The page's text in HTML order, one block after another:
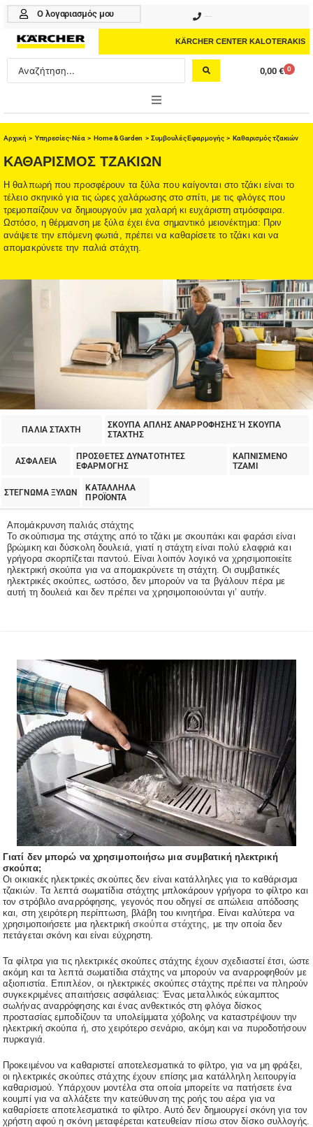
Μετάβαση
περιεχόμενο
Ο λογαριασμός μου
KÄRCHER CENTER KALOTERAKIS
Search
...
0,00 € 0
Cart
ONLINE SHOP
HOME & GARDEN
PROFESSIONAL
ΑΞΕΣΟΥΑΡ
ΚΑΘΑΡΙΣΤΙΚΑ
Αρχική > Υπηρεσίες-Νέα >Home & Garden >Συμβουλές Εφαρμογής> Καθαρισμός τζακιών
ΚΑΘΑΡΙΣΜΌΣ ΤΖΑΚΙΏΝ
Η θαλπωρή που προσφέρουν τα ξύλα που καίγονται στο τζάκι είναι το
τέλειο σκηνικό για τις ώρες χαλάρωσης στο σπίτι, με τις φλόγες που
τρεμοπαίζουν να δημιουργούν μια χαλαρή κι ευχάριστη ατμόσφαιρα.
Ωστόσο, η θέρμανση με ξύλα έχει ένα σημαντικό μειονέκτημα: Πριν
ανάψετε την επόμενη φωτιά, πρέπει να καθαρίσετε το τζάκι και να
απομακρύνετε την παλιά στάχτη.
ΠΑΛΙΑ ΣΤΑΧΤΗ
ΣΚΟΥΠΑ ΑΠΛΗΣ ΑΝΑΡΡΟΦΗΣΗΣ Ή ΣΚΟΥΠΑ
ΣΤΑΧΤΗΣ
ΑΣΦΑΛΕΙΑ
ΠΡΟΣΘΕΤΕΣ ΔΥΝΑΤΟΤΗΤΕΣ
ΕΦΑΡΜΟΓΗΣ
ΚΑΠΝΙΣΜΕΝΟ
ΤΖΑΜΙ
ΣΤΕΓΝΩΜΑ ΞΥΛΩΝ
ΚΑΤΑΛΛΗΛΑ
ΠΡΟΪΟΝΤΑ
Απομάκρυνση παλιάς στάχτης
Το σκούπισμα της στάχτης από το τζάκι με σκουπάκι και φαράσι είναι
βρώμικη και δύσκολη δουλειά, γιατί η στάχτη είναι πολύ ελαφριά και
γρήγορα σκορπίζεται παντού. Είναι λοιπόν λογικό να χρησιμοποιείτε
ηλεκτρική σκούπα για να απομακρύνετε τη στάχτη. Οι συμβατικές
ηλεκτρικές σκούπες, ωστόσο, δεν μπορούν να τα βγάλουν πέρα με
αυτή τη δουλειά και δεν πρέπει να χρησιμοποιούνται γι’ αυτήν.
Γιατί δεν μπορώ να χρησιμοποιήσω μια συμβατική ηλεκτρική
σκούπα;
Οι οικιακές ηλεκτρικές σκούπες δεν είναι κατάλληλες για το καθάρισμα
τζακιών. Τα λεπτά σωματίδια στάχτης μπλοκάρουν γρήγορα το φίλτρο και
τον στρόβιλο αναρρόφησης, γεγονός που οδηγεί σε απώλεια απόδοσης
και, στη χειρότερη περίπτωση, βλάβη του κινητήρα. Είναι καλύτερα να
χρησιμοποιήσετε μια ηλεκτρικήσκούπα στάχτης, με την οποία δεν
πετάγεται σκόνη και είναι εύχρηστη.
Τα φίλτρα για τις ηλεκτρικές σκούπες στάχτης έχουν σχεδιαστεί έτσι, ώστε
ακόμη και τα λεπτά σωματίδια στάχτης να μπορούν να αναρροφηθούν με
αξιοπιστία. Επιπλέον, οι ηλεκτρικές σκούπες στάχτης πρέπει να πληρούν
συγκεκριμένες απαιτήσεις ασφάλειας: Ένας μεταλλικός εύκαμπτος
σωλήνας αναρρόφησης και ένας ανθεκτικός στη φλόγα δίσκος
προστασίας εμποδίζουν τα υπολείμματα χόβολης να καταστρέψουν την
ηλεκτρική σκούπα ή, στο χειρότερο σενάριο, ακόμη και να πυροδοτήσουν
πυρκαγιά.
Προκειμένου να καθαριστεί αποτελεσματικά το φίλτρο, για να μη φράξει,
οι ηλεκτρικές σκούπες στάχτης έχουν επίσης μια κατάλληλη λειτουργία
καθαρισμού. Υπάρχουν μοντέλα στα οποία μπορείτε να πατήσετε ένα
κουμπί για να αλλάξετε την κατεύθυνση της ροής του αέρα για να
καθαρίσετε αποτελεσματικά το φίλτρο. Αυτό δεν δημιουργεί σκόνη για τον
χρήστη αφού η σκόνη μεταφέρεται κατευθείαν πίσω στον δίσκο συλλογής.